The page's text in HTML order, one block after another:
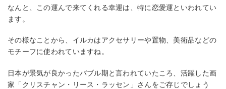
なんと、この運んで来てくれる幸運は、特に恋愛運といわれてい
ます。
その様なことから、イルカはアクセサリーや置物、美術品などの
モチーフに使われていますね。
日本が景気が良かったバブル期と言われていたころ、活躍した画
家「クリスチャン・リース・ラッセン」さんをご存じでしょう